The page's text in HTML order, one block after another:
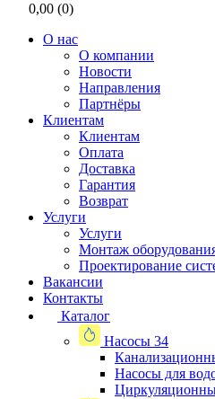
0,00 (0)
О нас
О компании
Новости
Направления
Партнёры
Клиентам
Клиентам
Оплата
Доставка
Гарантия
Возврат
Услуги
Услуги
Монтаж
Проектирование
Вакансии
Контакты
Каталог
Насосы 34
Насосы для